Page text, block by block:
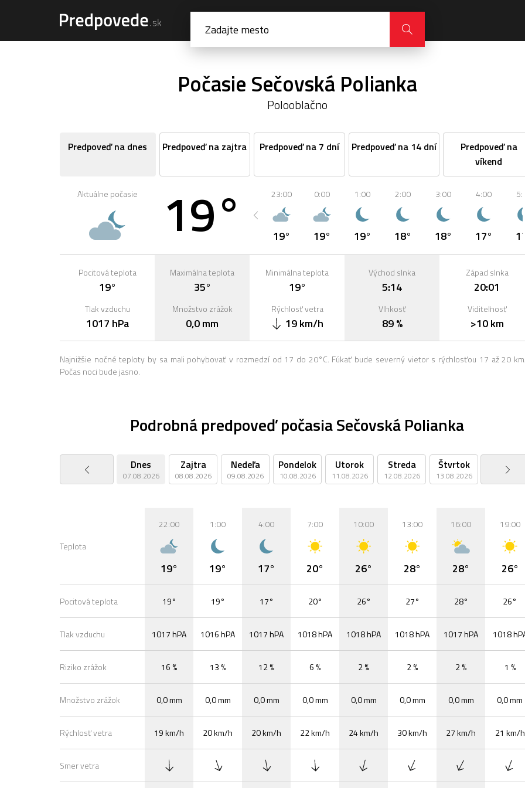
Počasie Sečovská Polianka
Polooblačno
Predpoveď na dnes Predpoveď na zajtra Predpoveď na 7 dní Predpoveď na 14 dní
Predpoveď na
víkend
Aktuálne počasie 19° 23:00
19°
0:00
19°
1:00
19°
2:00
18°
3:00
18°
4:00
17°
Pocitová teplota
19°
Tlak vzduchu
1017 hPa
Maximálna teplota
35°
Množstvo zrážok
0,0 mm
Minimálna teplota
19°
Rýchlosť vetra
19 km/h
Východ slnka
5:14
Vlhkosť
89 %
Západ slnka
20:01
Viditeľnosť
>10 km
Najnižšie nočné teploty by sa mali pohybovať v rozmedzí od 17 do 20°C. Fúkať bude severný vietor s rýchlosťou 17 až 20
Počas noci bude jasno.
Podrobná predpoveď počasia Sečovská Polianka
Dnes
07.08.2026
Zajtra
08.08.2026
Nedeľa
09.08.2026
Pondelok
10.08.2026
Utorok
11.08.2026
Streda
12.08.2026
Štvrtok
13.08.2026
Piatok
14.08.2026
Teplota
Pocitová teplota
Tlak vzduchu
Riziko zrážok
Množstvo zrážok
Rýchlosť vetra
Smer vetra
22:00
19°
19°
1017 hPA
16 %
0,0 mm
19 km/h
1:00
19°
19°
1016 hPA
13 %
0,0 mm
20 km/h
4:00
17°
17°
1017 hPA
12 %
0,0 mm
20 km/h
7:00
20°
20°
1018 hPA
6 %
0,0 mm
22 km/h
10:00
26°
26°
1018 hPA
2 %
0,0 mm
24 km/h
13:00
28°
27°
1018 hPA
2 %
0,0 mm
30 km/h
16:00
28°
28°
1017 hPA
2 %
0,0 mm
27 km/h
19:00
26°
26°
1018
1 %
0,0 mm
21 km/h